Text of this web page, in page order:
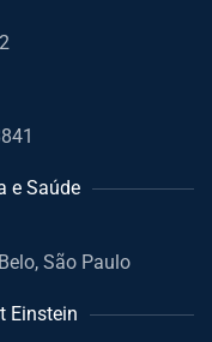
e Saúde
São Paulo
Einstein